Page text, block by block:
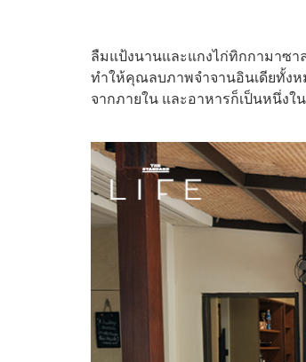
ลืมแป้งนานและแกงไก่ทิกกามาซา
ทำให้คุณลบภาพจำจานอินเดียทั้ง
จากภายใน และอาหารก็เป็นหนึ่งใ